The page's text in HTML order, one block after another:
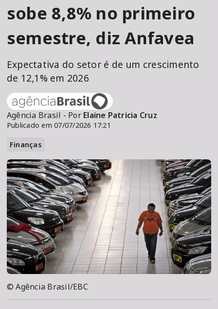
sobe 8,8% no primeiro
semestre, diz Anfavea
Expectativa do setor é de um crescimento
de 12,1% em 2026
Agência Brasil - Por Elaine Patricia Cruz
Publicado em 07/07/2026 17:21
Finanças
© Agência Brasil/EBC